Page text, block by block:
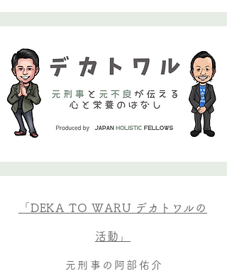
「DEKA TO WARU デカトワルの
活動」
元刑事の阿部佑介